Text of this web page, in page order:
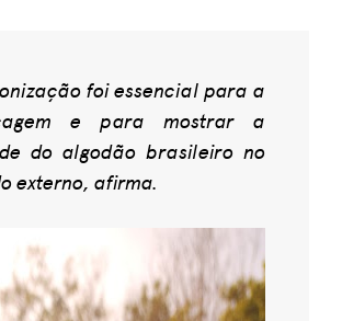
foi essencial para a
e para mostrar a
do algodão brasileiro no
externo, afirma.